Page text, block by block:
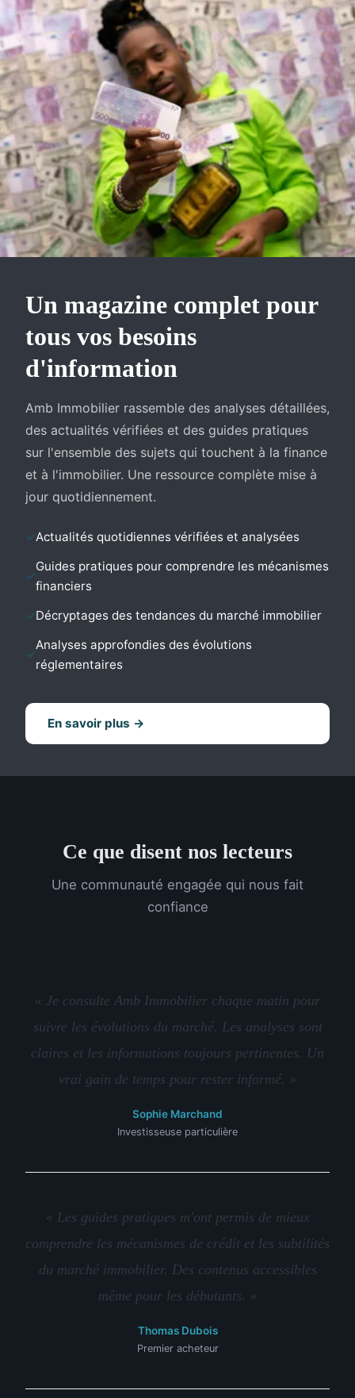
Un magazine complet pour
tous vos besoins
d'information
Amb Immobilier rassemble des analyses détaillées,
des actualités vérifiées et des guides pratiques
sur l'ensemble des sujets qui touchent à la finance
et à l'immobilier. Une ressource complète mise à
jour quotidiennement.
Actualités quotidiennes vérifiées et analysées
Guides pratiques pour comprendre les mécanismes
financiers
Décryptages des tendances du marché immobilier
Analyses approfondies des évolutions
réglementaires
En savoir plus →
Ce que disent nos lecteurs
Une communauté engagée qui nous fait
confiance
« Je consulte Amb Immobilier chaque matin pour
suivre les évolutions du marché. Les analyses sont
claires et les informations toujours pertinentes. Un
vrai gain de temps pour rester informé. »
Sophie Marchand
Investisseuse particulière
« Les guides pratiques m'ont permis de mieux
comprendre les mécanismes de crédit et les subtilités
du marché immobilier. Des contenus accessibles
même pour les débutants. »
Thomas Dubois
Premier acheteur